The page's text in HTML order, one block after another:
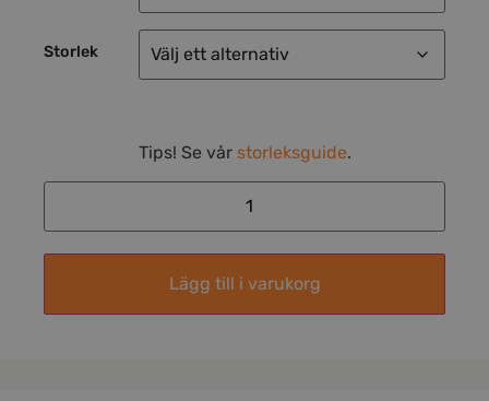
Storlek
Tips! Se vår storleksguide.
Lägg till i varukorg